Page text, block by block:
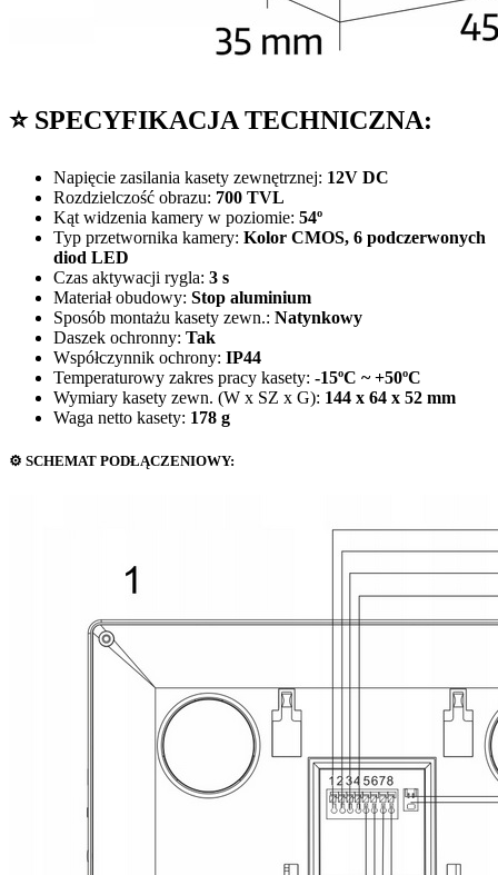
⭐ SPECYFIKACJA TECHNICZNA:
Napięcie zasilania kasety zewnętrznej: 12V DC
Rozdzielczość obrazu: 700 TVL
Kąt widzenia kamery w poziomie: 54º
Typ przetwornika kamery: Kolor CMOS, 6 podczerwonych
diod LED
Czas aktywacji rygla: 3 s
Materiał obudowy: Stop aluminium
Sposób montażu kasety zewn.: Natynkowy
Daszek ochronny: Tak
Współczynnik ochrony: IP44
Temperaturowy zakres pracy kasety: -15ºC ~ +50ºC
Wymiary kasety zewn. (W x SZ x G): 144 x 64 x 52 mm
Waga netto kasety: 178 g
⚙️ SCHEMAT PODŁĄCZENIOWY: